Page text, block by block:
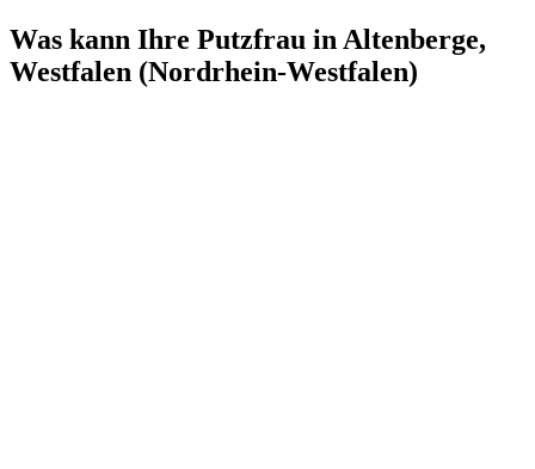
Was kann Ihre Putzfrau in Altenberge,
Westfalen (Nordrhein-Westfalen)